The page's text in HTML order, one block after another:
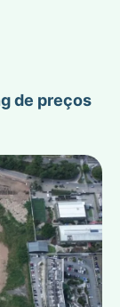
de preços